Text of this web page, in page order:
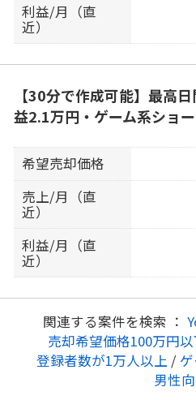
利益/月（直
近）
【30分で作成可能】最高
益2.1万円・ゲーム系ショ
希望売却価格
売上/月（直
近）
利益/月（直
近）
関連する案件を検索 ：
売却希望価格100万円
登録者数が1万人以上 /
男性